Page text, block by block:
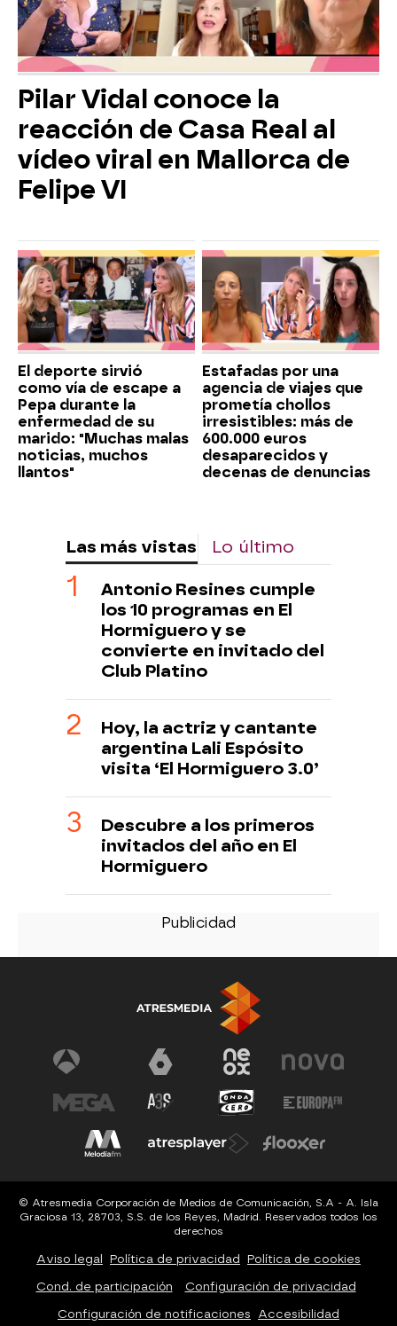
Pilar Vidal conoce la
reacción de Casa Real al
vídeo viral en Mallorca de
Felipe VI
El deporte sirvió
como vía de escape a
Pepa durante la
enfermedad de su
marido: "Muchas malas
noticias, muchos
llantos"
Estafadas por una
agencia de viajes que
prometía chollos
irresistibles: más de
600.000 euros
desaparecidos y
decenas de denuncias
Las más vistas Lo último
Antonio Resines cumple
los 10 programas en El
Hormiguero y se
convierte en invitado del
Club Platino
Hoy, la actriz y cantante
argentina Lali Espósito
visita ‘El Hormiguero 3.0’
Descubre a los primeros
invitados del año en El
Hormiguero
© Atresmedia Corporación de Medios de Comunicación, S.A - A. Isla
Graciosa 13, 28703, S.S. de los Reyes, Madrid. Reservados todos los
derechos
Aviso legal Política de privacidad Política de cookies
Cond. de participación Configuración de privacidad
Configuración de notificaciones Accesibilidad